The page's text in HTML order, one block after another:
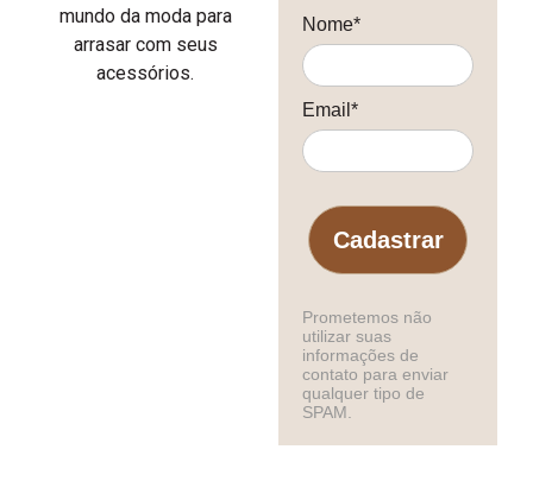
mundo da moda para
arrasar com seus
acessórios.
Nome*
Email*
Cadastrar
Prometemos não
utilizar suas
informações de
contato para enviar
qualquer tipo de
SPAM.